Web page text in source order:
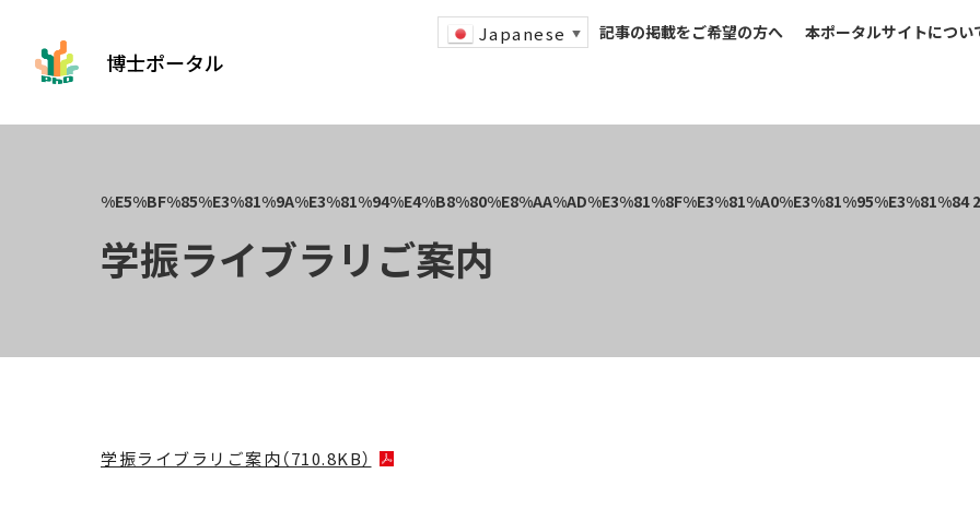
博士ポータル
Japanese ▼ 記事の掲載をご希望の方へ 本ポータルサイトについ
学振ライブラリご案内
学振ライブラリご案内（710.8KB）